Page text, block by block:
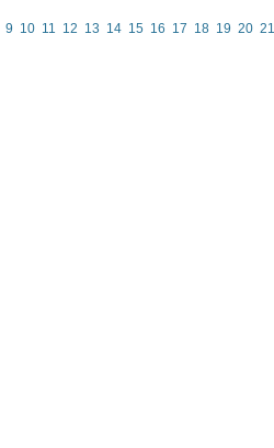
9 10 11 12 13 14 15 16 17 18 19 20 21